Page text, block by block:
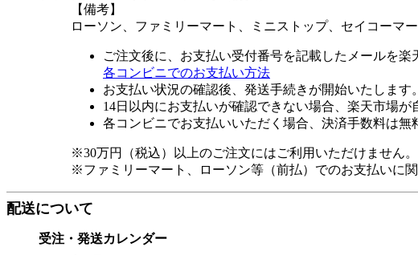
【備考】
ローソン、ファミリーマート、ミニストップ、セイコーマ
ご注文後に、お支払い受付番号を記載したメールを楽
各コンビニでのお支払い方法
お支払い状況の確認後、発送手続きが開始いたしま
14日以内にお支払いが確認できない場合、楽天市場が
各コンビニでお支払いいただく場合、決済手数料は無
※30万円（税込）以上のご注文にはご利用いただけません。
※ファミリーマート、ローソン等（前払）でのお支払いに
配送について
受注・発送カレンダー